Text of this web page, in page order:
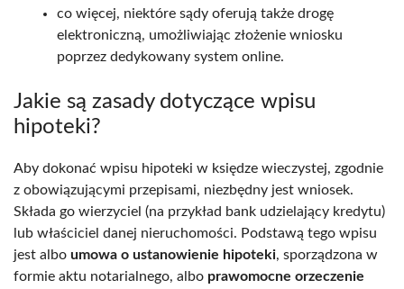
co więcej, niektóre sądy oferują także drogę
elektroniczną, umożliwiając złożenie wniosku
poprzez dedykowany system online.
Jakie są zasady dotyczące wpisu
hipoteki?
Aby dokonać wpisu hipoteki w księdze wieczystej, zgodnie
z obowiązującymi przepisami, niezbędny jest wniosek.
Składa go wierzyciel (na przykład bank udzielający kredytu)
lub właściciel danej nieruchomości. Podstawą tego wpisu
jest albo umowa o ustanowienie hipoteki, sporządzona w
formie aktu notarialnego, albo prawomocne orzeczenie